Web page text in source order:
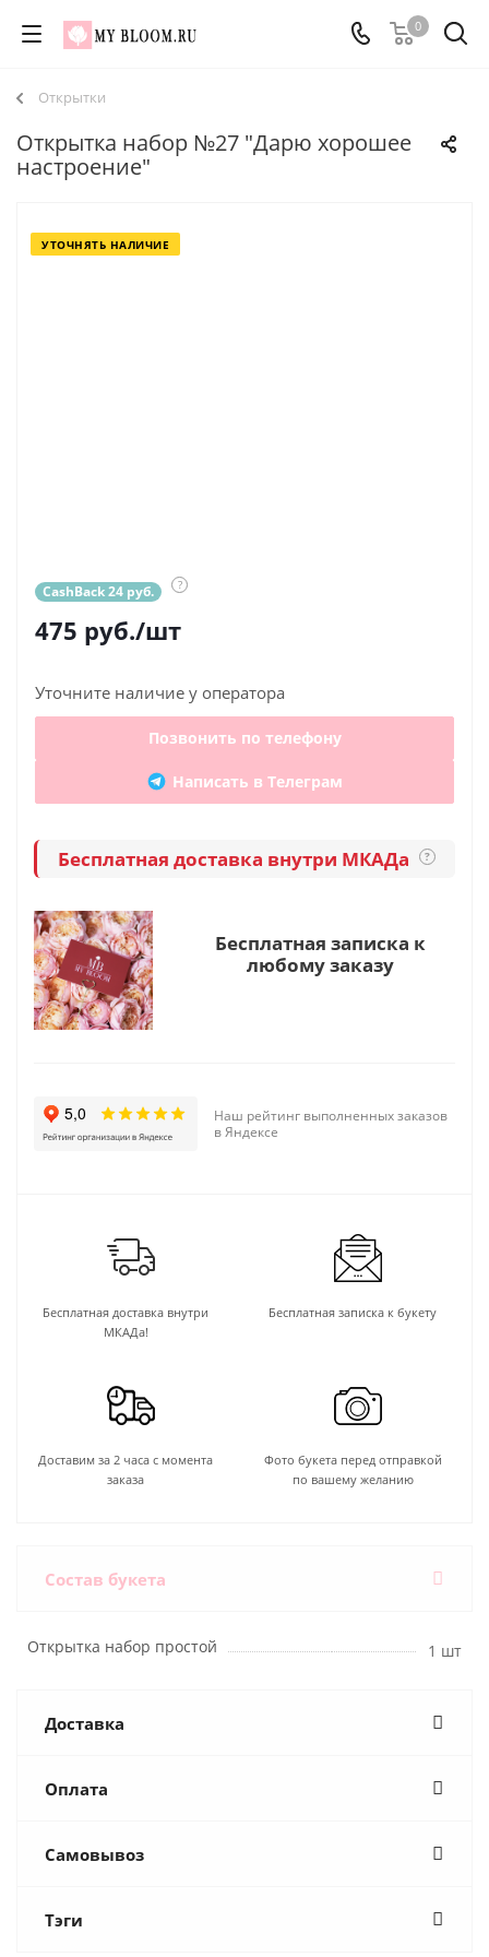
0
Открытки
Открытка набор №27 "Дарю хорошее
настроение"
УТОЧНЯТЬ НАЛИЧИЕ
CashBack 24 руб. ?
475 руб./шт
Уточните наличие у оператора
Позвонить по телефону
Написать в Телеграм
Бесплатная доставка внутри МКАДа ?
Бесплатная записка к
любому заказу
Наш рейтинг выполненных заказов
в Яндексе
Бесплатная доставка внутри
МКАДа!
Бесплатная записка к букету
Доставим за 2 часа с момента
заказа
Фото букета перед отправкой
по вашему желанию
Состав букета
Открытка набор простой 1 шт
Доставка
Оплата
Самовывоз
Тэги